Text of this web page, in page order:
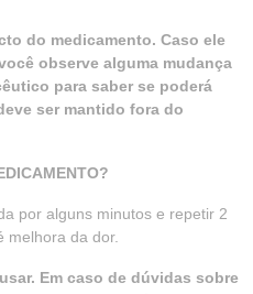
do medicamento. Caso ele
observe alguma mudança
para saber se poderá
ser mantido fora do
por alguns minutos e repetir 2
melhora da dor.
Em caso de dúvidas sobre